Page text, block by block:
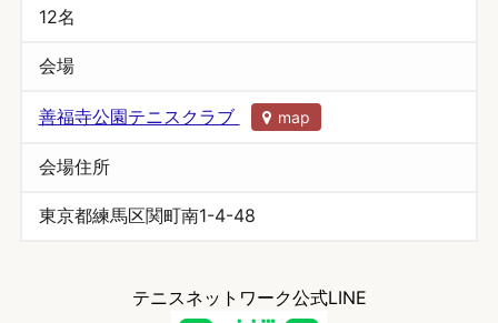
12名
会場
善福寺公園テニスクラブ map
会場住所
東京都練馬区関町南1-4-48
テニスネットワーク公式LINE